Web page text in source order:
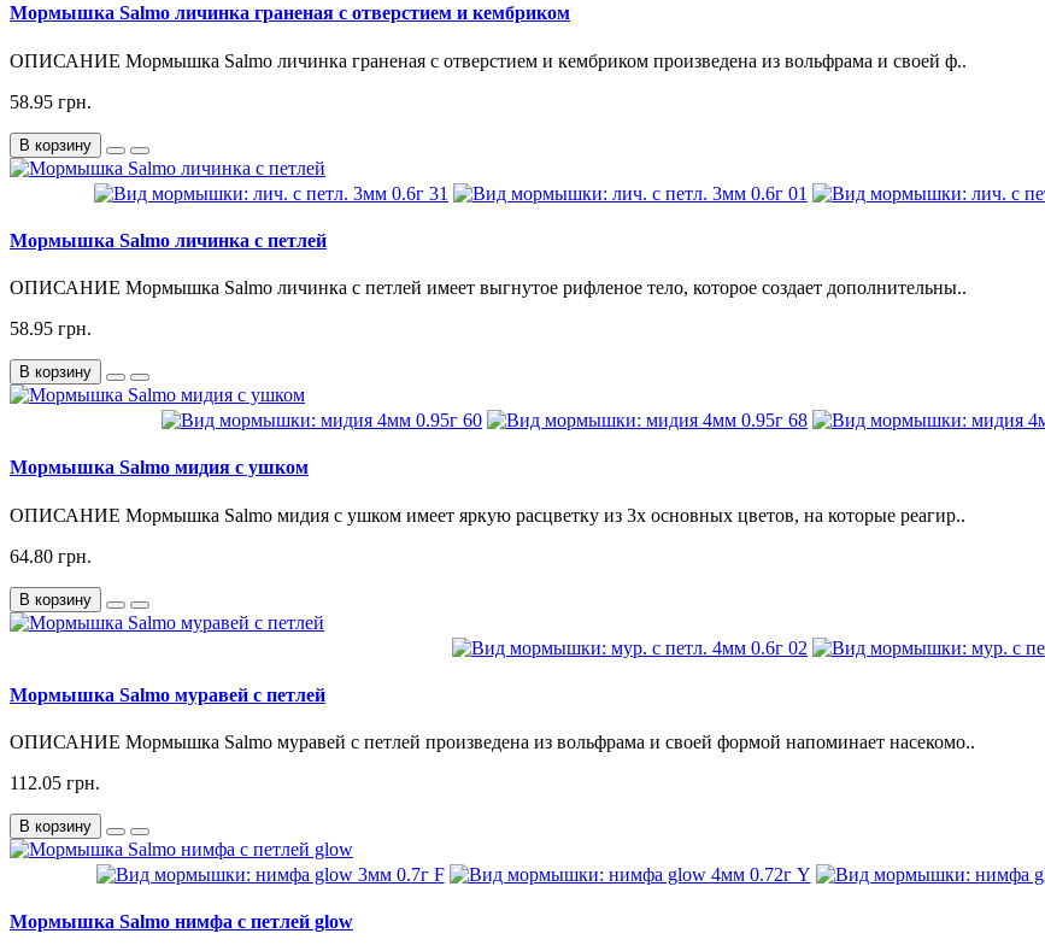
Мормышка Salmo личинка граненая с отверстием и кембриком
ОПИСАНИЕ Мормышка Salmo личинка граненая с отверстием и кембриком произведена из вольфрама и своей ф..
58.95 грн.
В корзину
Мормышка Salmo личинка с петлей
ОПИСАНИЕ Мормышка Salmo личинка с петлей имеет выгнутое рифленое тело, которое создает дополнительны..
58.95 грн.
В корзину
Мормышка Salmo мидия с ушком
ОПИСАНИЕ Мормышка Salmo мидия с ушком имеет яркую расцветку из 3х основных цветов, на которые реагир..
64.80 грн.
В корзину
Мормышка Salmo муравей с петлей
ОПИСАНИЕ Мормышка Salmo муравей с петлей произведена из вольфрама и своей формой напоминает насекомо..
112.05 грн.
В корзину
Мормышка Salmo нимфа с петлей glow